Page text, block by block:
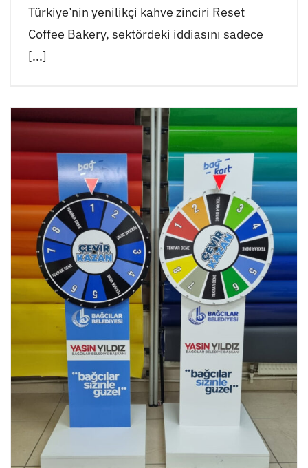
Türkiye’nin yenilikçi kahve zinciri Reset
Coffee Bakery, sektördeki iddiasını sadece
[...]